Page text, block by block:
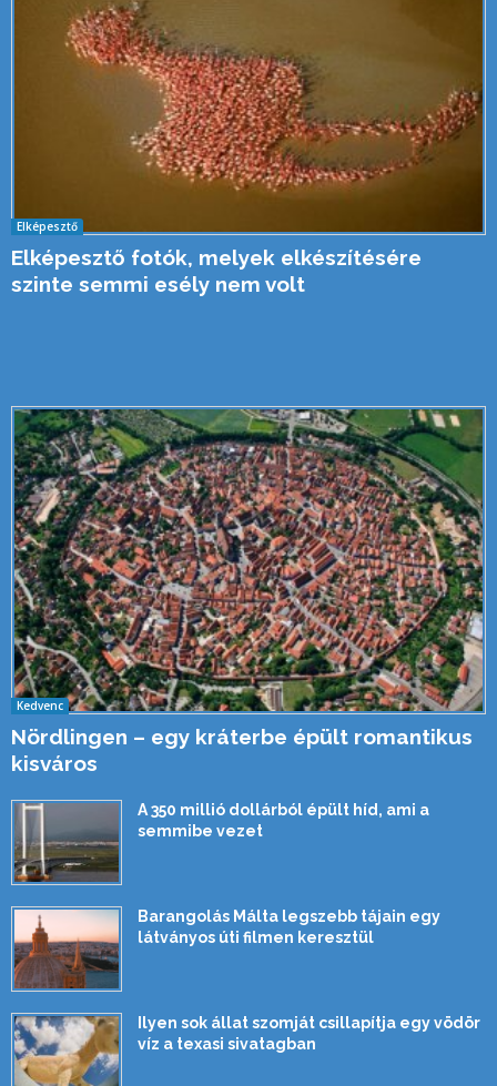
Elképesztő
Elképesztő fotók, melyek elkészítésére
szinte semmi esély nem volt
Kedvenc
Nördlingen – egy kráterbe épült romantikus
kisváros
A 350 millió dollárból épült híd, ami a
semmibe vezet
Barangolás Málta legszebb tájain egy
látványos úti filmen keresztül
Ilyen sok állat szomját csillapítja egy vödör
víz a texasi sivatagban